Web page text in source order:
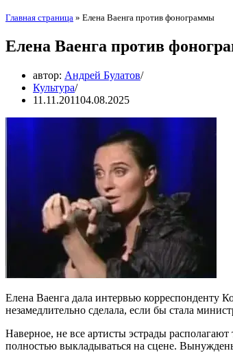
Главная страница » Елена Ваенга против фонограммы
Елена Ваенга против
автор: Андрей Булатов
Культура
11.11.201104.08.2025
Елена Ваенга дала интервью корреспонденту
незамедлительно сделала, если бы стала
Наверное, не все артисты эстрады
полностью выкладываться на сцене.